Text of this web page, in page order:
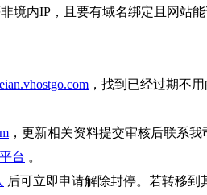
内IP，且要有域名绑定且网站
，找到已经过期不
，更新相关资料提交审核后联系我
台 。
后可立即申请解除封停。若转移到